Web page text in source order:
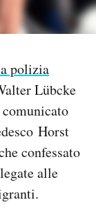
polizia
Lübcke
Horst
confessato
alle